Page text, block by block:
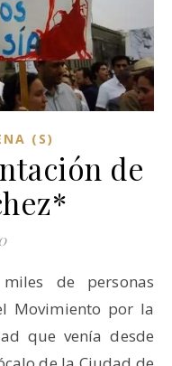
(S)
de
Movimiento por la
que venía desde